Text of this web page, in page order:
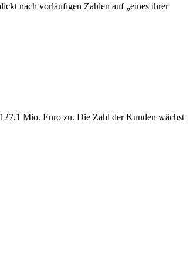
nach vorläufigen Zahlen auf „eines ihrer
Mio. Euro zu. Die Zahl der Kunden wächst